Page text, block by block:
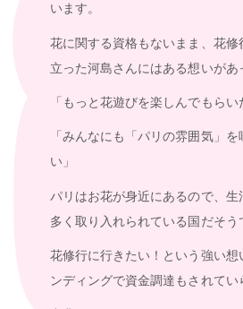
います。
花に関する資格もないまま、花修
立った河島さんにはある想いがあ
「もっと花遊びを楽しんでもらい
「みんなにも「パリの雰囲気」
い」
パリはお花が身近にあるので、生
多く取り入れられている国だそう
花修行に行きたい！という強い想
ンディングで資金調達もされてい